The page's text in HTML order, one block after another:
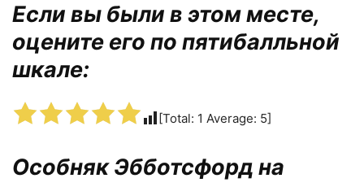
Если вы были в этом месте,
оцените его по пятибалльной
шкале:
[Total: 1 Average: 5]
Особняк Эбботсфорд на